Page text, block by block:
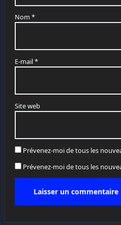
Nom *
E-mail*
Site web
Prévenez-moi de tous les
Prévenez-moi de tous les